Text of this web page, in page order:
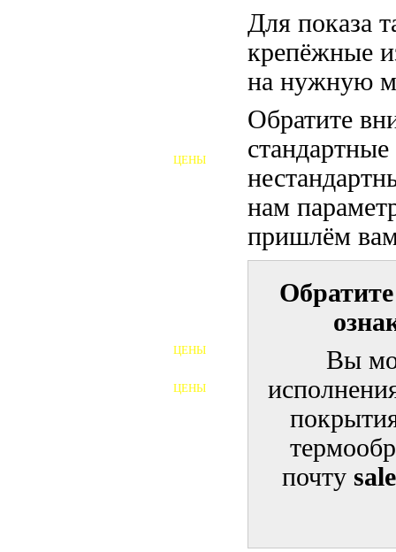
Для показа
крепёжные
на нужную
Обратите
нам
пришлём
Вы
почту
ЦЕНЫ
ЦЕНЫ
ЦЕНЫ